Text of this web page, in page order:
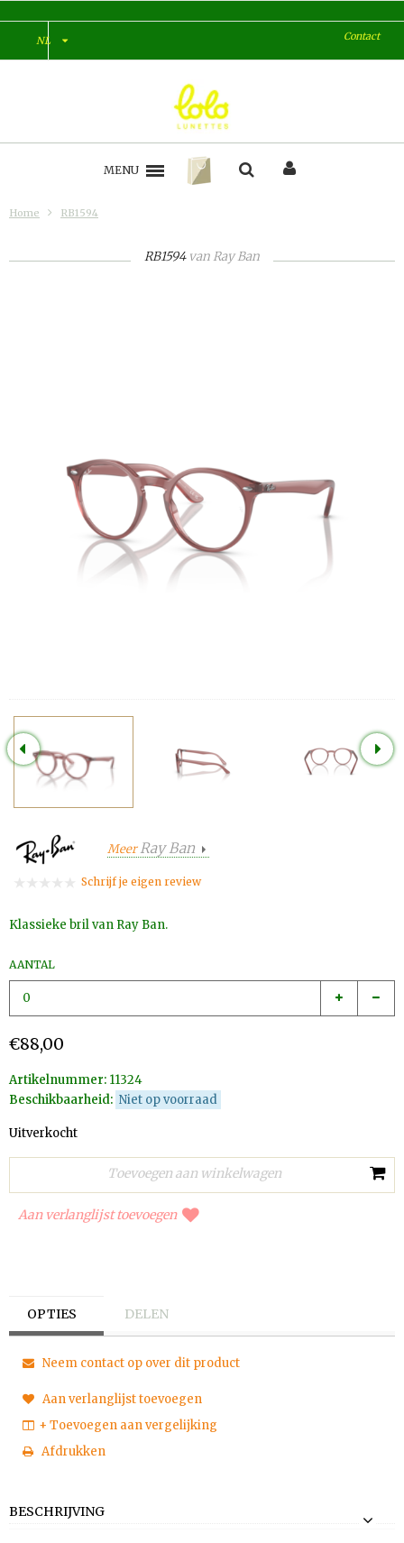
NL Contact
MENU
Home RB1594
RB1594 vanRay Ban
Meer Ray Ban
Schrijf je eigen review
Klassieke bril van Ray Ban.
AANTAL
€88,00
Artikelnummer: 11324
Beschikbaarheid: Niet op voorraad
Uitverkocht
Aan verlanglijst toevoegen
OPTIES DELEN
Neem contact op over dit product
Aan verlanglijst toevoegen
+ Toevoegen aan vergelijking
Afdrukken
BESCHRIJVING